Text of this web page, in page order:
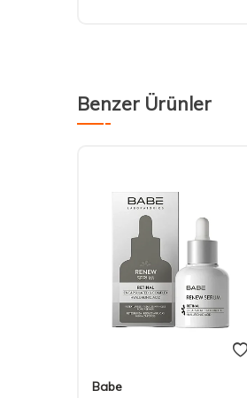
Benzer Ürünler
Babe